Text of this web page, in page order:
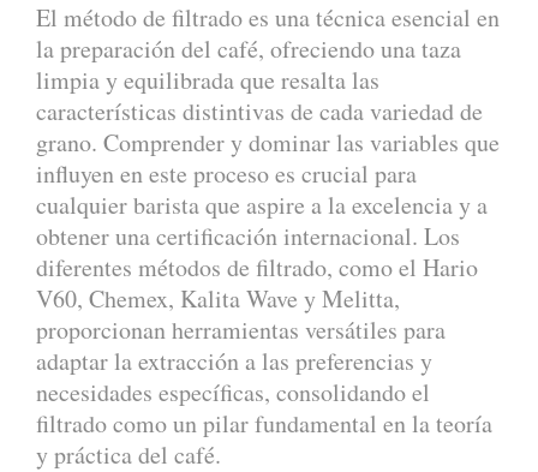
El método de filtrado es una técnica esencial en
la preparación del café, ofreciendo una taza
limpia y equilibrada que resalta las
características distintivas de cada variedad de
grano. Comprender y dominar las variables que
influyen en este proceso es crucial para
cualquier barista que aspire a la excelencia y a
obtener una certificación internacional. Los
diferentes métodos de filtrado, como el Hario
V60, Chemex, Kalita Wave y Melitta,
proporcionan herramientas versátiles para
adaptar la extracción a las preferencias y
necesidades específicas, consolidando el
filtrado como un pilar fundamental en la teoría
y práctica del café.